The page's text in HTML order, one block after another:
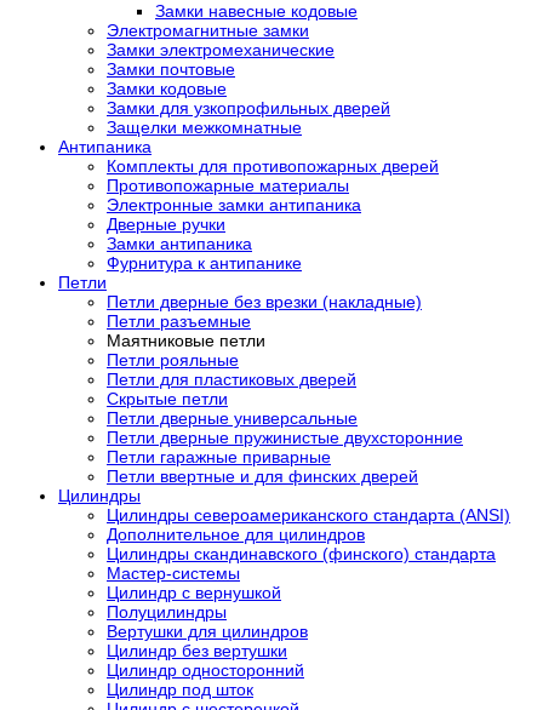
Замки навесные кодовые
Электромагнитные замки
Замки электромеханические
Замки почтовые
Замки кодовые
Замки для узкопрофильных дверей
Защелки межкомнатные
Антипаника
Комплекты для противопожарных дверей
Противопожарные материалы
Электронные замки антипаника
Дверные ручки
Замки антипаника
Фурнитура к антипанике
Петли
Петли дверные без врезки (накладные)
Петли разъемные
Маятниковые петли
Петли рояльные
Петли для пластиковых дверей
Скрытые петли
Петли дверные универсальные
Петли дверные пружинистые двухсторонние
Петли гаражные приварные
Петли ввертные и для финских дверей
Цилиндры
Цилиндры североамериканского стандарта (ANSI)
Дополнительное для цилиндров
Цилиндры скандинавского (финского) стандарта
Мастер-системы
Цилиндр с вернушкой
Полуцилиндры
Вертушки для цилиндров
Цилиндр без вертушки
Цилиндр односторонний
Цилиндр под шток